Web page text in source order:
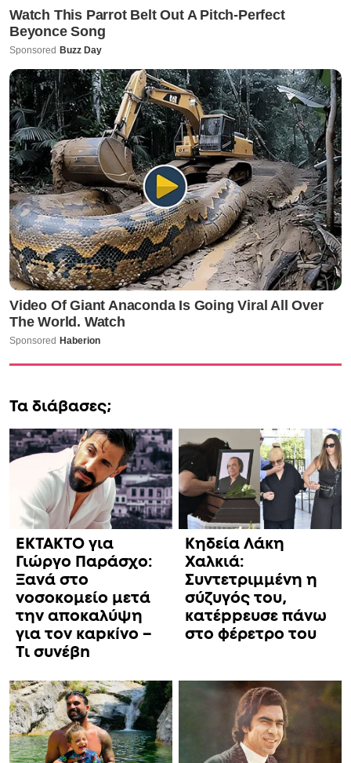
Τα διάβασες;
ΕΚΤΑΚΤΟ για
Γιώργο Παράσχο:
Ξανά στο
νοσοκομείο μετά
την αποκαλύψη
για τον καpκíνο –
Τι συνέβn
Κηδεία Λάκη
Χαλκιά:
Συντετριμμένη η
σύζυγός του,
κατέppευσε πάνω
στο φέρετρο του